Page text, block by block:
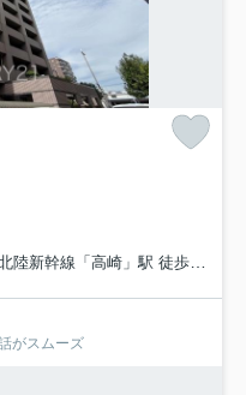
陸新幹線「高崎」駅 徒歩10分
がスムーズ